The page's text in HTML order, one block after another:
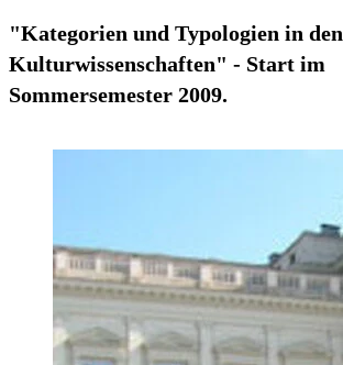
"Kategorien und Typologien in den
Kulturwissenschaften" - Start im
Sommersemester 2009.